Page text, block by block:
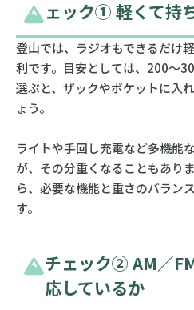
ェック① 軽くて持
登山では、ラジオもできるだけ
利です。目安としては、200〜
選ぶと、ザックやポケットに入
ょう。
ライトや手回し充電など多機能
が、その分重くなることもあり
ら、必要な機能と重さのバラン
す。
チェック② AM／
応しているか